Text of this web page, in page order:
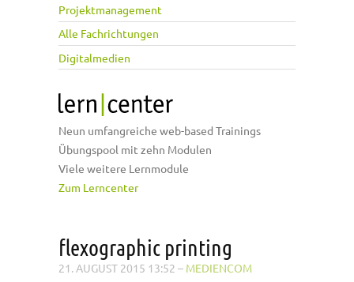
Projektmanagement
Alle Fachrichtungen
Digitalmedien
Neun umfangreiche web-based Trainings
Übungspool mit zehn Modulen
Viele weitere Lernmodule
Zum Lerncenter
flexographic printing
21. AUGUST 2015 13:52 – MEDIENCOM